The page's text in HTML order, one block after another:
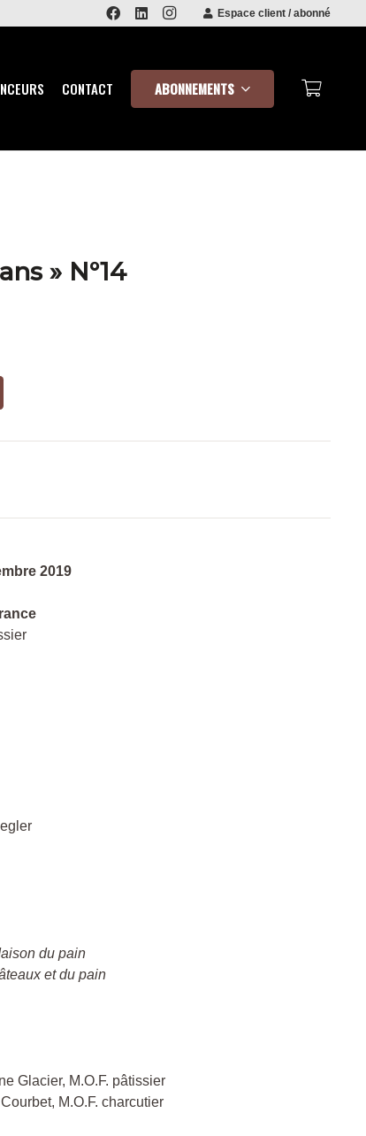
Espace client / abonné
CONTACT ABONNEMENTS
» N°14
2019
du pain
et du pain
Glacier, M.O.F. pâtissier
M.O.F. charcutier